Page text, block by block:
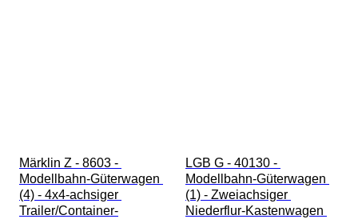
Märklin Z - 8603 -
Modellbahn-Güterwagen
(4) - 4x4-achsiger
Trailer/Container-
LGB G - 40130 -
Modellbahn-Güterwagen
(1) - Zweiachsiger
Niederflur-Kastenwagen